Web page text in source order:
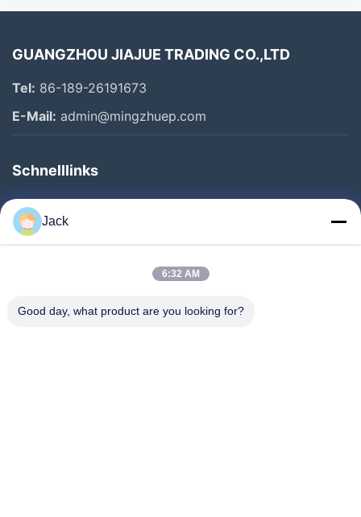
GUANGZHOU JIAJUE TRADING CO.,LTD
Tel: 86-189-26191673
E-Mail: admin@mingzhuep.com
Schnelllinks
Zu Hause
Produkte
Qualitätskontrolle
Jack
6:32 AM
Good day, what product are you looking for?